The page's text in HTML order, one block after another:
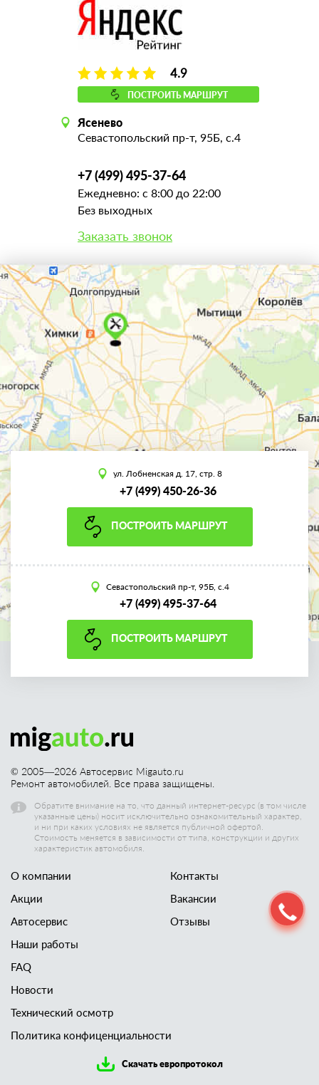
4.9
ПОСТРОИТЬ МАРШРУТ
Ясенево
Севастопольский пр-т, 95Б, с.4
+7 (499) 495-37-64
Ежедневно: с 8:00 до 22:00
Без выходных
Заказать звонок
ул. Лобненская д. 17, стр. 8
+7 (499) 450-26-36
ПОСТРОИТЬ МАРШРУТ
Севастопольский пр-т, 95Б, с.4
+7 (499) 495-37-64
ПОСТРОИТЬ МАРШРУТ
© 2005—2026 Автосервис Migauto.ru
Ремонт автомобилей. Все права защищены.
Обратите внимание на то, что данный интернет-ресурс (в том числе
указанные цены) носит исключительно ознакомительный характер,
и ни при каких условиях не является публичной офертой.
Стоимость меняется в зависимости от типа, конструкции и других
характеристик автомобиля.
О компании
Акции
Автосервис
Наши работы
Контакты
Вакансии
Отзывы
FAQ
Новости
Технический осмотр
Политика конфиценциальности
Скачать европротокол